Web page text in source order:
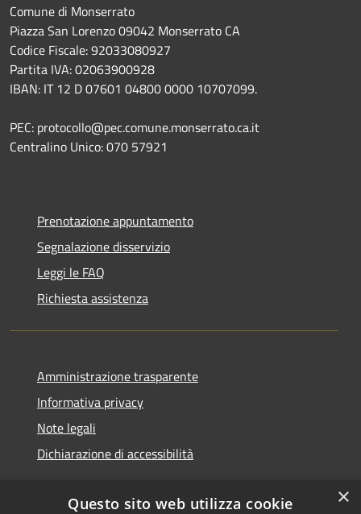
Comune di Monserrato
Piazza San Lorenzo 09042 Monserrato CA
Codice Fiscale: 92033080927
Partita IVA: 02063900928
IBAN: IT 12 D 07601 04800 0000 10707099.
PEC: protocollo@pec.comune.monserrato.ca.it
Centralino Unico: 070 57921
Prenotazione appuntamento
Segnalazione disservizio
Leggi le FAQ
Richiesta assistenza
Amministrazione trasparente
Informativa privacy
Note legali
Dichiarazione di accessibilità
×
Questo sito web utilizza cookie